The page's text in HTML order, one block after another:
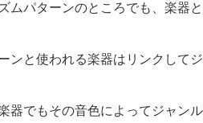
ムパターンのところでも、楽器
ンと使われる楽器はリンクして
器でもその音色によってジャン